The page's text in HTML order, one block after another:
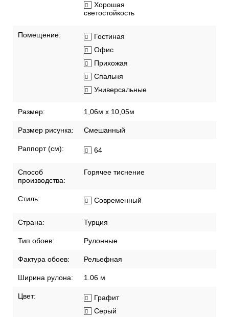
Хорошая
светостойкость
Помещение:
Гостиная
Офис
Прихожая
Спальня
Универсальные
Размер: 1,06м х 10,05м
Размер рисунка: Смешанный
Раппорт (см): 64
Способ
производства:
Горячее тиснение
Стиль: Современный
Страна: Турция
Тип обоев: Рулонные
Фактура обоев: Рельефная
Ширина рулона: 1.06 м
Цвет:
Графит
Серый